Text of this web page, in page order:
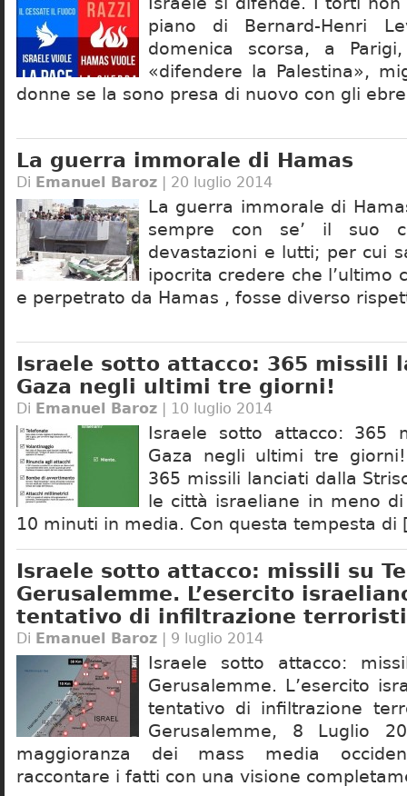
piano di Bernard-Henri
domenica scorsa, a
«difendere la Palestina»,
donne se la sono presa di nuovo con gli
La guerra immorale di Hamas
Di Emanuel Baroz | 20 luglio 2014
La guerra immorale di
sempre con se’ il suo
devastazioni e lutti; per cui
ipocrita credere che l’ultimo
e perpetrato da Hamas , fosse diverso
Israele sotto attacco: 365 missili
Gaza negli ultimi tre giorni!
Di Emanuel Baroz | 10 luglio 2014
Israele sotto attacco: 365
Gaza negli ultimi tre
365 missili lanciati dalla
le città israeliane in meno
10 minuti in media. Con questa tempesta
Israele sotto attacco: missili su
Gerusalemme. L’esercito
tentativo di infiltrazione
Di Emanuel Baroz | 9 luglio 2014
Israele sotto attacco:
Gerusalemme. L’esercito
tentativo di infiltrazione
Gerusalemme, 8 Luglio
maggioranza dei mass media
raccontare i fatti con una visione